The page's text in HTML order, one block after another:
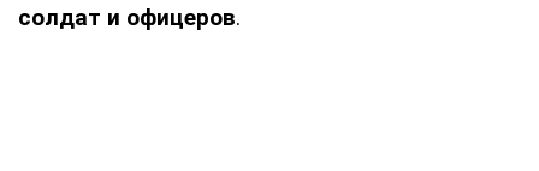
солдат и офицеров.